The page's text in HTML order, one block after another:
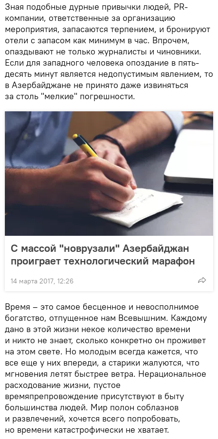
Зная подобные дурные привычки людей, PR-
компании, ответственные за организацию
мероприятия, запасаются терпением, и бронируют
отели с запасом как минимум в час. Впрочем,
опаздывают не только журналисты и чиновники.
Если для западного человека опоздание в пять-
десять минут является недопустимым явлением, то
в Азербайджане не принято даже извиняться
за столь "мелкие" погрешности.
С массой "новрузали" Азербайджан
проиграет технологический марафон
14 марта 2017, 12:26
Время – это самое бесценное и невосполнимое
богатство, отпущенное нам Всевышним. Каждому
дано в этой жизни некое количество времени
и никто не знает, сколько конкретно он проживет
на этом свете. Но молодым всегда кажется, что
все еще у них впереди, а старики жалуются, что
мгновения летят быстрее ветра. Нерациональное
расходование жизни, пустое
времяпрепровождение присутствуют в быту
большинства людей. Мир полон соблазнов
и развлечений, хочется всего попробовать,
но времени катастрофически не хватает.